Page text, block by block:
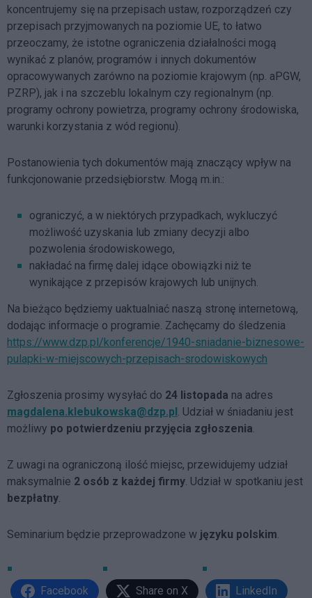
koncentrujemy się na przepisach ustaw, rozporządzeń czy
przepisach przyjmowanych na poziomie UE, to łatwo
przeoczamy, że istotne ograniczenia działalności mogą
wynikać z planów, programów i innych dokumentów
opracowywanych zarówno na poziomie krajowym (np. aPGW,
PZRP), jak i na szczeblu lokalnym czy regionalnym (np.
programy ochrony powietrza, programy ochrony środowiska,
warunki korzystania z wód regionu).
Postanowienia tych dokumentów mają znaczący wpływ na
funkcjonowanie przedsiębiorstw. Mogą m.in.:
ograniczyć, a w niektórych przypadkach, wykluczyć
możliwość uzyskania lub zmiany decyzji albo
pozwolenia środowiskowego,
nakładać na firmę dalej idące obowiązki niż te
wynikające z przepisów krajowych lub unijnych.
Na bieżąco będziemy uaktualniać naszą stronę internetową,
dodając informacje o programie. Zachęcamy do śledzenia
https://www.dzp.pl/konferencje/1940-sniadanie-biznesowe-
pulapki-w-miejscowych-przepisach-srodowiskowych
Zgłoszenia prosimy wysyłać do 24 listopada na adres
magdalena.klebukowska@dzp.pl. Udział w śniadaniu jest
możliwy po potwierdzeniu przyjęcia zgłoszenia.
Z uwagi na ograniczoną ilość miejsc, przewidujemy udział
maksymalnie 2 osób z każdej firmy. Udział w spotkaniu jest
bezpłatny.
Seminarium będzie przeprowadzone w języku polskim.
Facebook Share on X LinkedIn